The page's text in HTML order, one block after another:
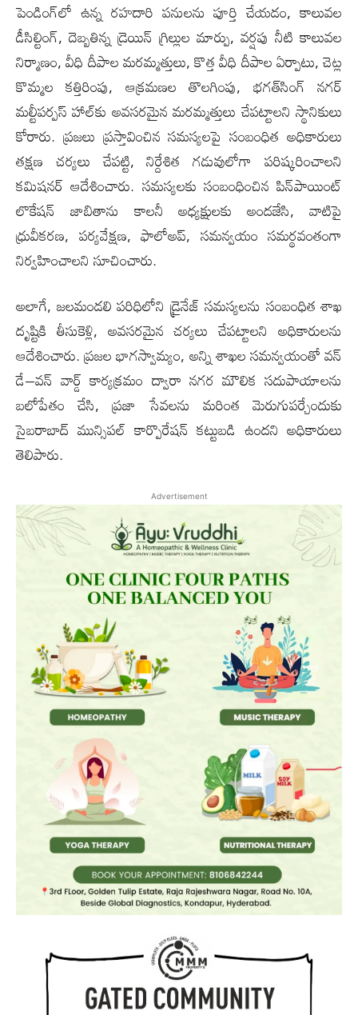
పెండింగ్‌లో ఉన్న రహదారి పనులను పూర్తి చేయడం, కాలువల
డీసిల్టింగ్, దెబ్బతిన్న డ్రెయిన్ గ్రిల్లుల మార్పు, వర్షపు నీటి కాలువల
నిర్మాణం, వీధి దీపాల మరమ్మత్తులు, కొత్త వీధి దీపాల ఏర్పాటు, చెట్ల
కొమ్మల కత్తిరింపు, ఆక్రమణల తొలగింపు, భగత్‌సింగ్ నగర్
మల్టీపర్పస్ హాల్‌కు అవసరమైన మరమ్మత్తులు చేపట్టాలని స్థానికులు
కోరారు. ప్రజలు ప్రస్తావించిన సమస్యలపై సంబంధిత అధికారులు
తక్షణ చర్యలు చేపట్టి, నిర్దేశిత గడువులోగా పరిష్కరించాలని
కమిషనర్ ఆదేశించారు. సమస్యలకు సంబంధించిన పిన్‌పాయింట్
లొకేషన్ జాబితాను కాలనీ అధ్యక్షులకు అందజేసి, వాటిపై
ధ్రువీకరణ, పర్యవేక్షణ, ఫాలోఅప్, సమన్వయం సమర్థవంతంగా
నిర్వహించాలని సూచించారు.
అలాగే, జలమండలి పరిధిలోని డ్రైనేజ్ సమస్యలను సంబంధిత శాఖ
దృష్టికి తీసుకెళ్లి, అవసరమైన చర్యలు చేపట్టాలని అధికారులను
ఆదేశించారు. ప్రజల భాగస్వామ్యం, అన్ని శాఖల సమన్వయంతో వన్
డే–వన్ వార్డ్ కార్యక్రమం ద్వారా నగర మౌలిక సదుపాయాలను
బలోపేతం చేసి, ప్రజా సేవలను మరింత మెరుగుపర్చేందుకు
సైబరాబాద్ మున్సిపల్ కార్పొరేషన్ కట్టుబడి ఉందని అధికారులు
తెలిపారు.
Advertisement